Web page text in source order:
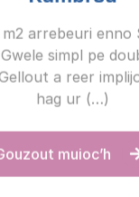
hag ur (…)
Gouzout muioc’h